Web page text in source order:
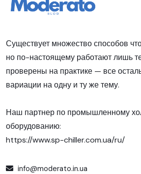
Существует множество способов
но по-настоящему работают лишь
проверены на практике — все
вариации на одну и ту же тему.
Наш партнер по промышленному
оборудованию:
https://www.sp-chiller.com.ua/ru/
info@moderato.in.ua